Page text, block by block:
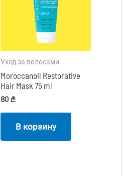
Уход за волосами
Moroccanoil Restorative
Hair Mask 75 ml
80₾
В корзину